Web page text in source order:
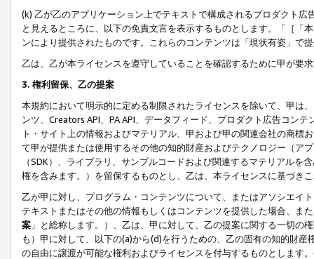
(k) 乙が乙のアプリケーション上でテキストで構成されるプロダクト
と見えるところに、以下の免責文言を表示するものとします。「［「
ンにより提供されたものです。これらのコンテンツは「現状有姿」で
乙は、乙が本ライセンスを遵守していることを確認するために甲が要
3. 権利留保、乙の提案
本規約において明示的に定める制限されたライセンスを除いて、甲は
ンツ、Creators API、PA API、データフィード、プロダクト広告コン
ト・サイト上の情報およびマテリアル、甲および甲の関連会社の商
て甲が提供または使用するその他の知的財産およびテクノロジー（ア
（SDK）、ライブラリ、サンプルコードおよび関連するマテリアル
権を含みます。）を留保するものとし、乙は、本ライセンスに基づき
乙が甲に対し、プログラム・コンテンツについて、またはアソシエイ
テキストまたはその他の情報もしくはコンテンツを提供した場合、ま
案 」と総称します。）、乙は、甲に対して、乙の提案に関する一切
も）甲に対して、以下の(a)から(d)を行うための、乙の固有の知的財
の自由に譲渡が可能な権利およびライセンスを付与するものとします